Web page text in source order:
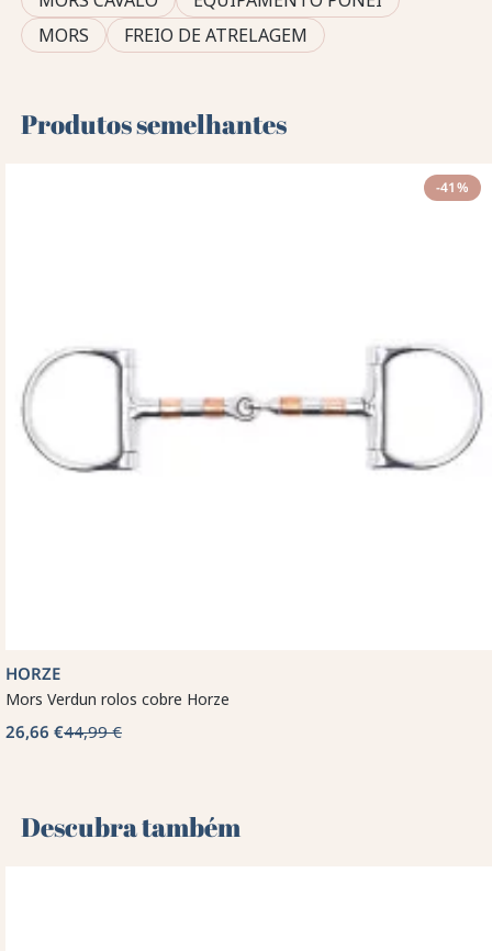
MORS
FREIO DE ATRELAGEM
Produtos semelhantes
-41%
HORZE
Mors Verdun rolos cobre Horze
26,66 €44,99 €
Descubra também 🌻